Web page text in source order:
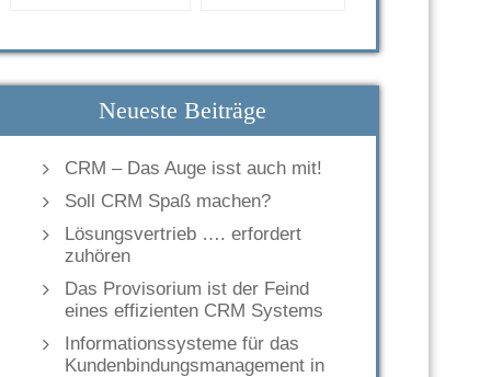
Neueste Beiträge
CRM – Das Auge isst auch mit!
Soll CRM Spaß machen?
Lösungsvertrieb …. erfordert
zuhören
Das Provisorium ist der Feind
eines effizienten CRM Systems
Informationssysteme für das
Kundenbindungsmanagement in